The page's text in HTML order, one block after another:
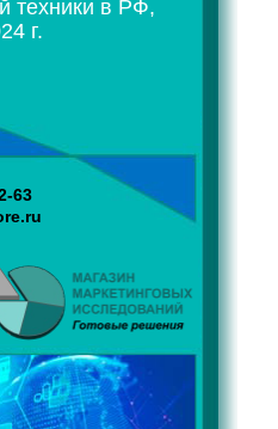
техники в РФ,
г.
63